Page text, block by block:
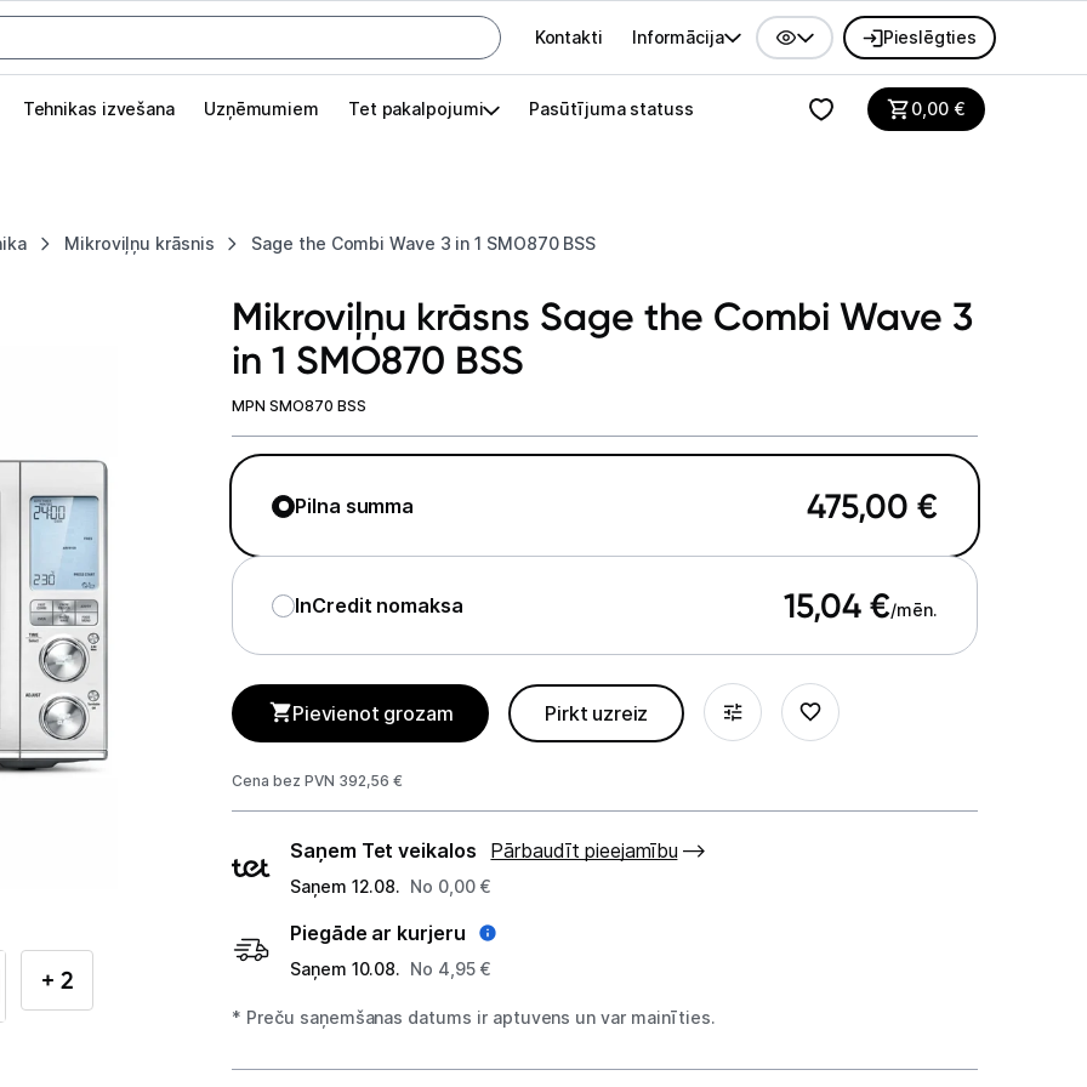
Galvenes izvēlne
Kontakti Informācija Pieslēgties
Tehnikas izvešana Uzņēmumiem Tet pakalpojumi Pasūtījuma statuss 0,00€
Mikroviļņu krāsnis Sage the Combi Wave 3 in 1 SMO870 BSS
Pieslēgties
Izvēlies kāroto ierīci izdevīgāk!
Datortehnika
Telefoni, planšetdatori
Viedierīces
Sadzīves tehnika
Lielā tehnika
Iebūvējamā tehnika
Mazā virtuves tehnika
Mikroviļņu krāsnis
+ 2
Mikroviļņu krāsns Sage the Combi Wave 3
in 1 SMO870 BSS
MPN SMO870 BSS
Pilna summa 475,00 €
InCredit nomaksa 15,04 €/mēn.
Pievienot grozam Pirkt uzreiz
Cena bez PVN 392,56 €
Piegādes
veidi
Saņem Tet veikalos Pārbaudīt pieejamību
Saņem 12.08. No 0,00 €
Piegāde ar kurjeru
Saņem 10.08. No 4,95 €
* Preču saņemšanas datums ir aptuvens un var mainīties.